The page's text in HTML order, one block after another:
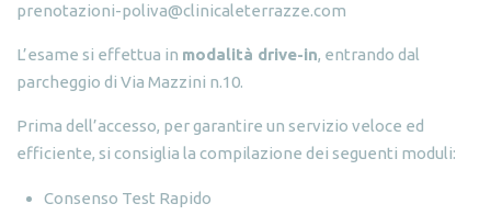
prenotazioni-poliva@clinicaleterrazze.com
L’esame si effettua in modalità drive-in, entrando dal
parcheggio di Via Mazzini n.10.
Prima dell’accesso, per garantire un servizio veloce ed
efficiente, si consiglia la compilazione dei seguenti moduli:
Consenso Test Rapido